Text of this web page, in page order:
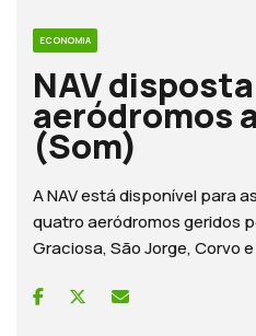
ECONOMIA
NAV
aeródromos
(Som)
A NAV está disponível para
quatro aeródromos geridos
Graciosa, São Jorge, Corvo